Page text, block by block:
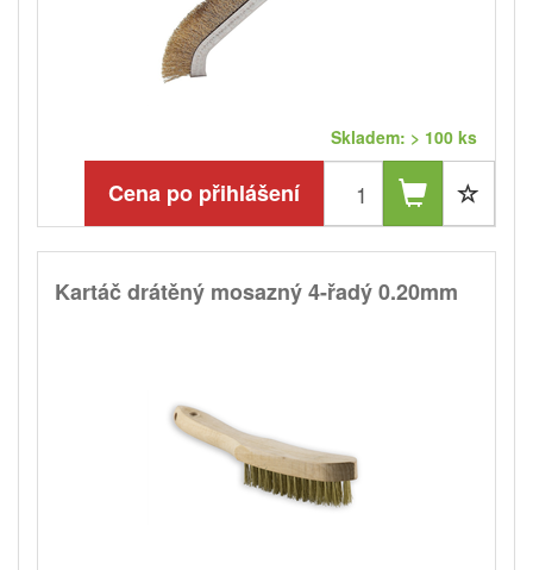
Skladem: > 100 ks
Cena po přihlášení
Kartáč drátěný mosazný 4-řadý 0.20mm